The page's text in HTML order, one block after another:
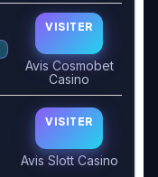
VISITER
Avis Cosmobet
Casino
VISITER
Avis Slott Casino